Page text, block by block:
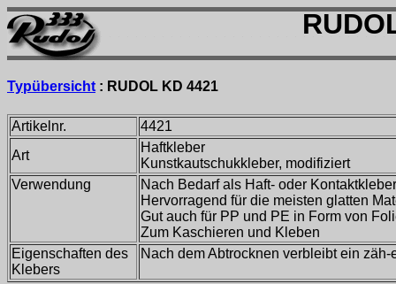
Typübersicht : RUDOL KD 4421
Artikelnr.
4421
Art
Haftkleber
Kunstkautschukkleber, modifiziert
Verwendung
Nach Bedarf als Haft- oder Kontaktkleber
Hervorragend für die meisten glatten
Gut auch für PP und PE in Form von
Zum Kaschieren und Kleben
Eigenschaften des
Klebers
Nach dem Abtrocknen verbleibt ein